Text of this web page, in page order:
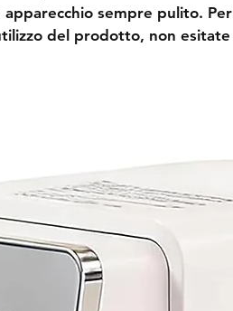
sempre pulito. Per
del prodotto, non esitate